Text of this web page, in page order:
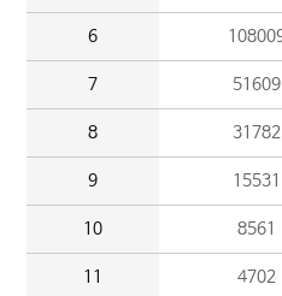
6
7 51609
8 31782
9 15531
10 8561
11 4702